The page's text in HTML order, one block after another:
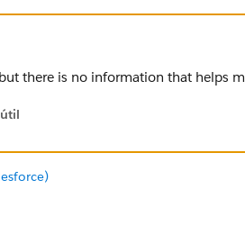
there is no information that helps